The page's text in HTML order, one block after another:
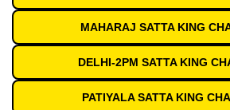
MAHARAJ SATTA KING
DELHI-2PM SATTA KING
PATIYALA SATTA KING